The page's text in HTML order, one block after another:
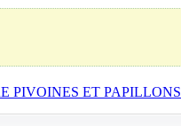
PIVOINES ET PAPILLONS